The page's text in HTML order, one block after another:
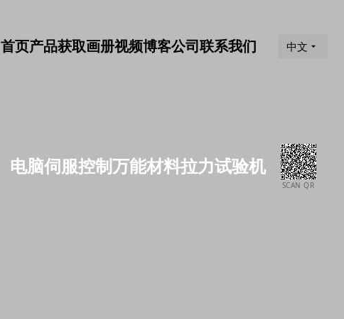
首页产品获取画册视频博客公司联系我们 中文
电脑伺服控制万能材料拉力试验机
SCAN QR